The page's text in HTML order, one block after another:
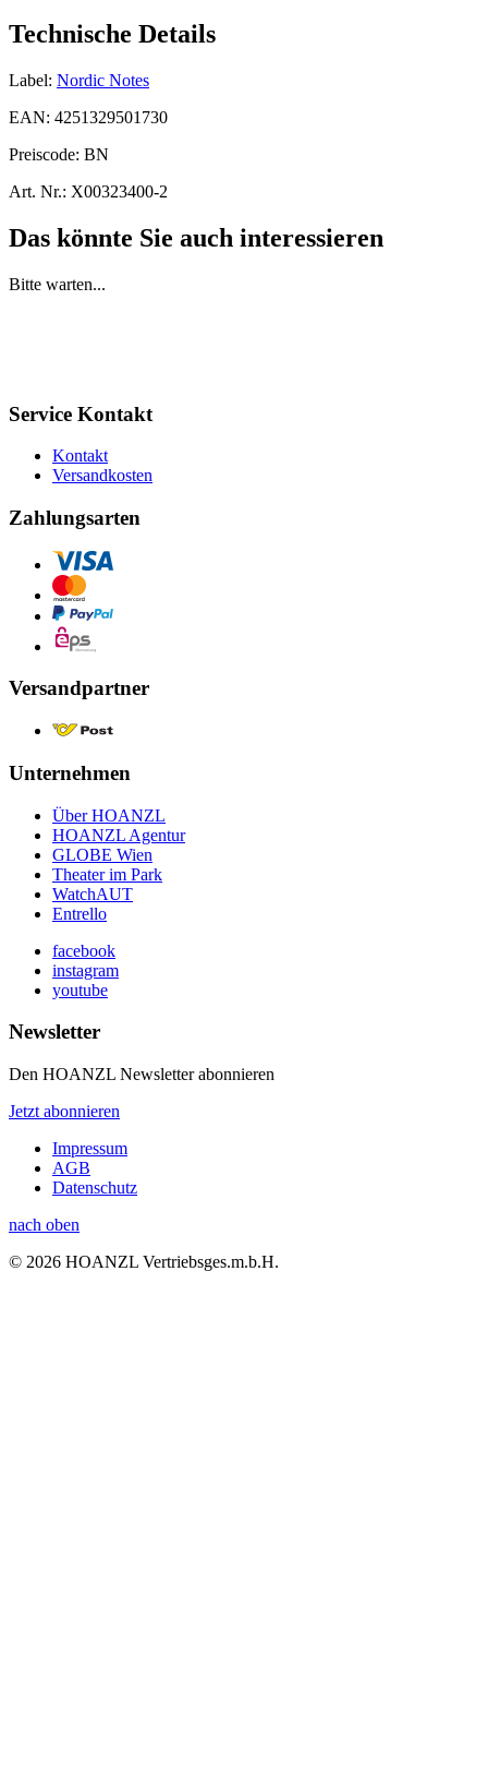
Technische Details
Label: Nordic Notes
EAN: 4251329501730
Preiscode: BN
Art. Nr.: X00323400-2
Das könnte Sie auch interessieren
Bitte warten...
Service Kontakt
Kontakt
Versandkosten
Zahlungsarten
Versandpartner
Unternehmen
Über HOANZL
HOANZL Agentur
GLOBE Wien
Theater im Park
WatchAUT
Entrello
facebook
instagram
youtube
Newsletter
Den HOANZL Newsletter abonnieren
Jetzt abonnieren
Impressum
AGB
Datenschutz
nach oben
© 2026 HOANZL Vertriebsges.m.b.H.